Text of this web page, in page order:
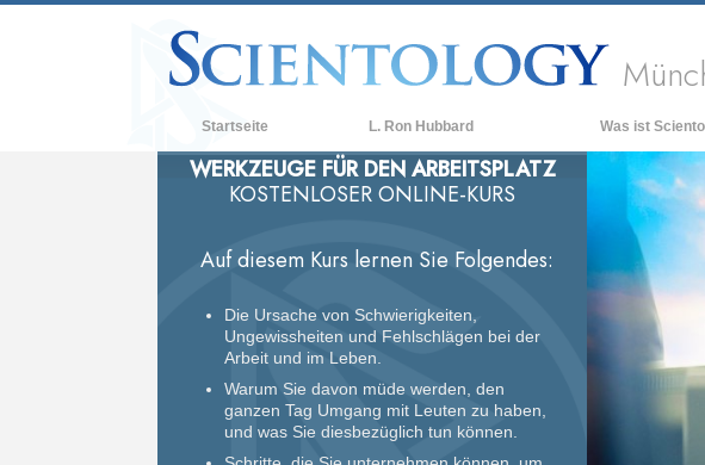
Startseite L. Ron Hubbard Was ist
Anschauungen und
Scientology
Was Scientologen über
Lernen Sie einen
Innerhalb einer
Die Grundprinzipien
WERKZEUGE FÜR DEN ARBEITSPLATZ
KOSTENLOSER ONLINE-KURS
Auf diesem Kurs lernen Sie Folgendes:
Die Ursache von Schwierigkeiten,
Ungewissheiten und Fehlschlägen bei der
Arbeit und im Leben.
Warum Sie davon müde werden, den
ganzen Tag Umgang mit Leuten zu haben,
und was Sie diesbezüglich tun können.